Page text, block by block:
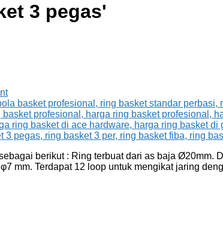
3 pegas'
berikut : Ring terbuat dari as baja Ø20mm.
mm. Terdapat 12 loop untuk mengikat jaring